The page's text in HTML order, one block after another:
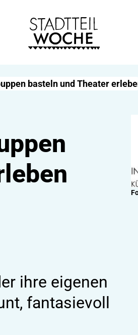
basteln und Theater
ihre eigenen
fantasievoll